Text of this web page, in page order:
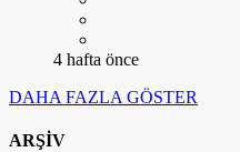
4 hafta önce
DAHA FAZLA GÖSTER
ARŞİV